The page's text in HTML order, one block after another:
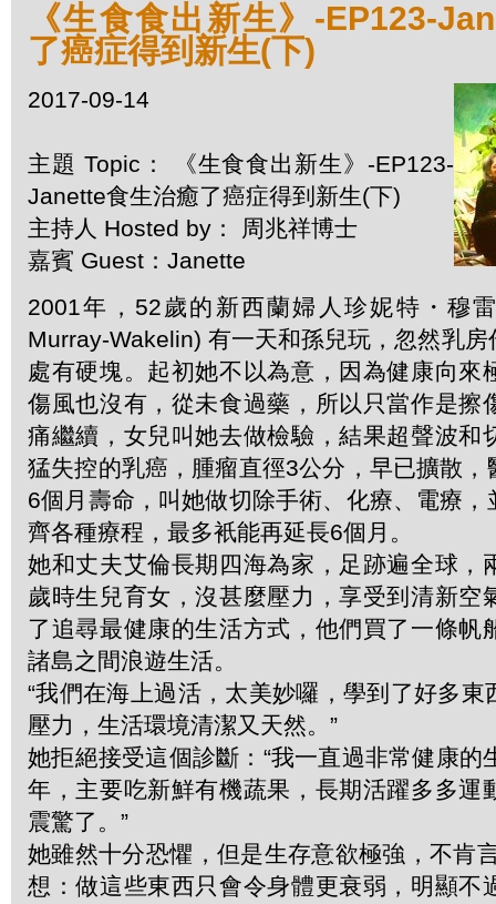
《生食食出新生》-EP123-
了癌症得到新生(下)
2017-09-14
主題 Topic： 《生食食出新生》-EP123-
Janette食生治癒了癌症得到新生(下)
主持人 Hosted by： 周兆祥博士
嘉賓 Guest：Janette
2001年，52歲的新西蘭婦人珍妮特・穆
Murray-Wakelin) 有一天和孫兒玩，忽然乳
處有硬塊。起初她不以為意，因為健康向來
傷風也沒有，從未食過藥，所以只當作是擦
痛繼續，女兒叫她去做檢驗，結果超聲波和
猛失控的乳癌，腫瘤直徑3公分，早已擴散，
6個月壽命，叫她做切除手術、化療、電療，
齊各種療程，最多衹能再延長6個月。
她和丈夫艾倫長期四海為家，足跡遍全球，
歲時生兒育女，沒甚麼壓力，享受到清新空
了追尋最健康的生活方式，他們買了一條帆
諸島之間浪遊生活。
“我們在海上過活，太美妙囉，學到了好多東
壓力，生活環境清潔又天然。”
她拒絕接受這個診斷：“我一直過非常健康的
年，主要吃新鮮有機蔬果，長期活躍多多運
震驚了。”
她雖然十分恐懼，但是生存意欲極強，不肯
想：做這些東西只會令身體更衰弱，明顯不